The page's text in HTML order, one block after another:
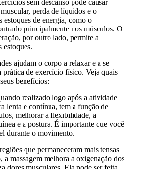
sem descanso pode causar
perda de líquidos e o
estoques de energia, como o
principalmente nos músculos. O
por outro lado, permite a
estoques.
ajudam o corpo a relaxar e a se
prática de exercício físico. Veja quais
benefícios:
realizado logo após a atividade
lenta e contínua, tem a função de
melhorar a flexibilidade, a
e a postura. É importante que você
durante o movimento.
que permaneceram mais tensas
a massagem melhora a oxigenação dos
dores musculares. Ela pode ser feita